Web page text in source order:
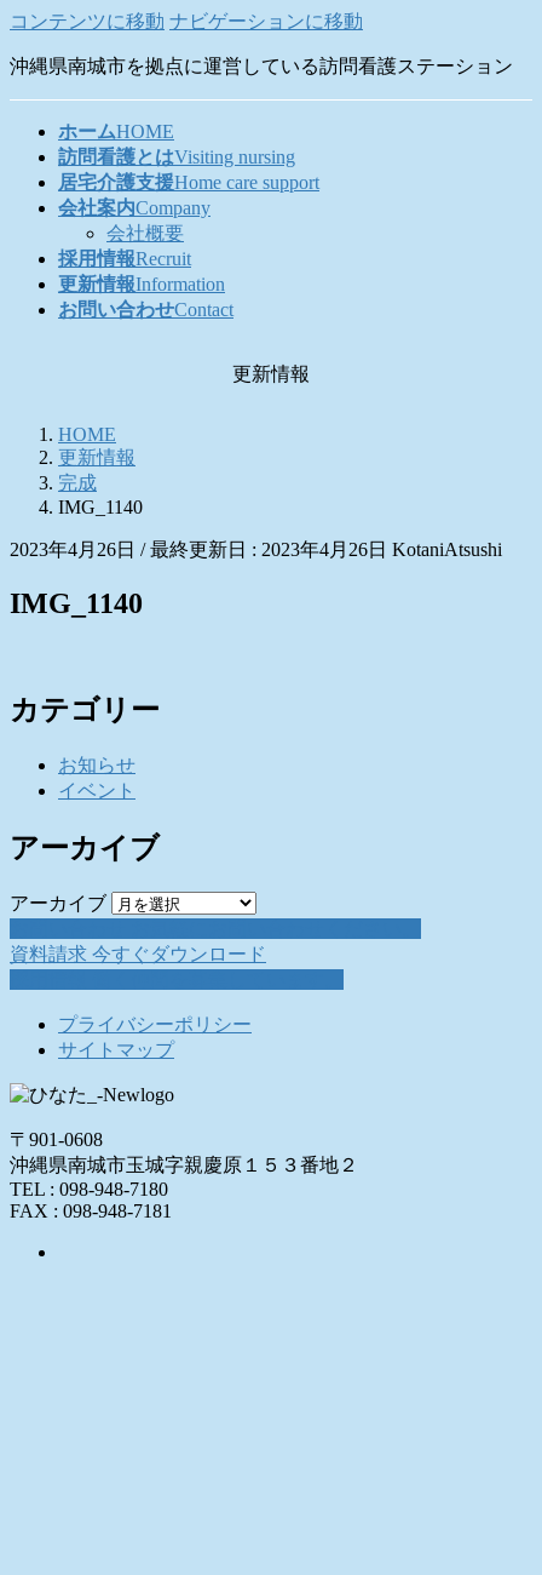
コンテンツに移動 ナビゲーションに移動
沖縄県南城市を拠点に運営している訪問看護ステーション
ホームHOME
訪問看護とはVisiting nursing
居宅介護支援Home care support
会社案内Company
会社概要
採用情報Recruit
更新情報Information
お問い合わせContact
更新情報
HOME
更新情報
完成
IMG_1140
2023年4月26日 / 最終更新日 : 2023年4月26日 KotaniAtsushi
IMG_1140
カテゴリー
お知らせ
イベント
アーカイブ
アーカイブ
資料請求 今すぐダウンロード
プライバシーポリシー
サイトマップ
〒901-0608
沖縄県南城市玉城字親慶原１５３番地２
TEL : 098-948-7180
FAX : 098-948-7181